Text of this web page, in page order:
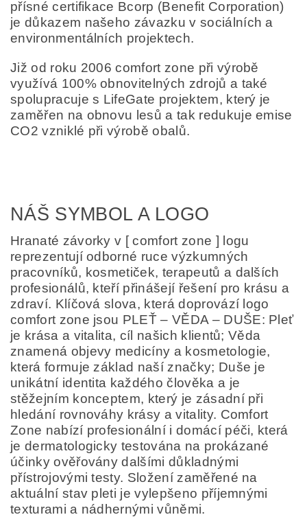
přísné certifikace Bcorp (Benefit Corporation)
je důkazem našeho závazku v sociálních a
environmentálních projektech.
Již od roku 2006 comfort zone při výrobě
využívá 100% obnovitelných zdrojů a také
spolupracuje s LifeGate projektem, který je
zaměřen na obnovu lesů a tak redukuje emise
CO2 vzniklé při výrobě obalů.
NÁŠ SYMBOL A LOGO
Hranaté závorky v [ comfort zone ] logu
reprezentují odborné ruce výzkumných
pracovníků, kosmetiček, terapeutů a dalších
profesionálů, kteří přinášejí řešení pro krásu a
zdraví. Klíčová slova, která doprovází logo
comfort zone jsou PLEŤ – VĚDA – DUŠE: Pleť
je krása a vitalita, cíl našich klientů; Věda
znamená objevy medicíny a kosmetologie,
která formuje základ naší značky; Duše je
unikátní identita každého člověka a je
stěžejním konceptem, který je zásadní při
hledání rovnováhy krásy a vitality. Comfort
Zone nabízí profesionální i domácí péči, která
je dermatologicky testována na prokázané
účinky ověřovány dalšími důkladnými
přístrojovými testy. Složení zaměřené na
aktuální stav pleti je vylepšeno příjemnými
texturami a nádhernými vůněmi.